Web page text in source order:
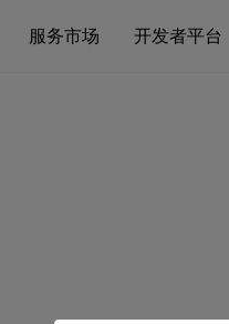
服务市场 开发者平台